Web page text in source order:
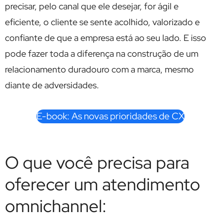
precisar, pelo canal que ele desejar, for ágil e
eficiente, o cliente se sente acolhido, valorizado e
confiante de que a empresa está ao seu lado. E isso
pode fazer toda a diferença na construção de um
relacionamento duradouro com a marca, mesmo
diante de adversidades.
E-book: As novas prioridades de CX
O que você precisa para
oferecer um atendimento
omnichannel: